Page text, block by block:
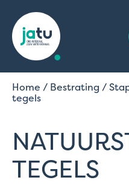
Home / Bestrating /
tegels
TEGELS